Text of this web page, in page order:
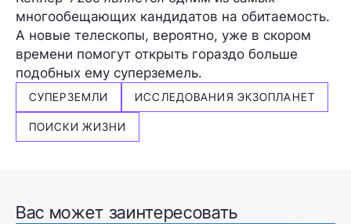
многообещающих кандидатов на обитаемость.
А новые телескопы, вероятно, уже в скором
времени помогут открыть гораздо больше
подобных ему суперземель.
СУПЕРЗЕМЛИ ИССЛЕДОВАНИЯ ЭКЗОПЛАНЕТ
ПОИСКИ ЖИЗНИ
Вас может заинтересовать